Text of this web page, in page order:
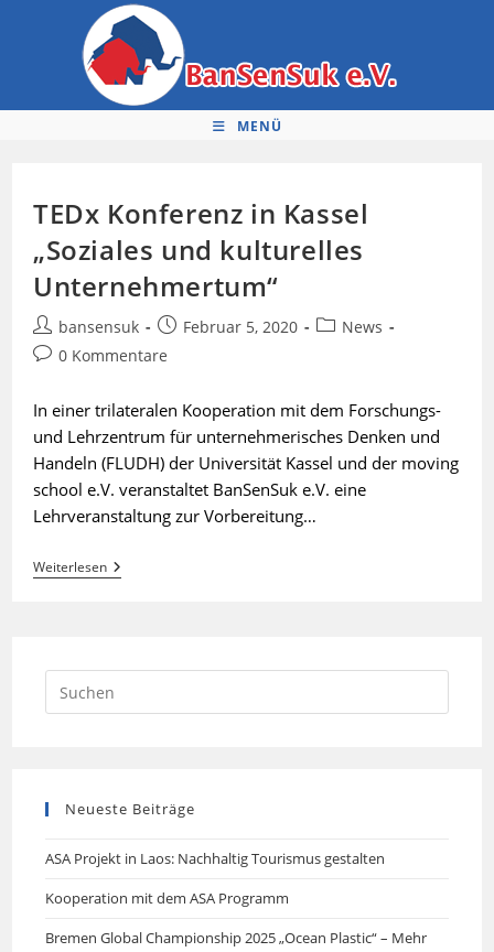
MENÜ
TEDx Konferenz in Kassel
„Soziales und kulturelles
Unternehmertum“
Beitrags-
Autor:
bansensuk
Beitrag
veröffentlicht:
Februar 5, 2020
Beitrags-
News
Beitrags-
0 Kommentare
In einer trilateralen Kooperation mit dem Forschungs-
und Lehrzentrum für unternehmerisches Denken und
Handeln (FLUDH) der Universität Kassel und der moving
school e.V. veranstaltet BanSenSuk e.V. eine
Lehrveranstaltung zur Vorbereitung…
WeiterlesenTEDx
Konferenz
Kulturelles
Unternehmertum“
Neueste Beiträge
ASA Projekt in Laos: Nachhaltig Tourismus gestalten
Kooperation mit dem ASA Programm
Bremen Global Championship 2025 „Ocean Plastic“ – Mehr